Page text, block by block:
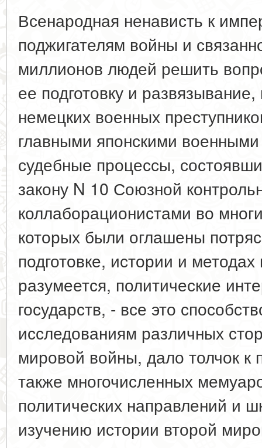
Всенародная ненависть к
поджигателям войны и
миллионов людей решить
ее подготовку и
немецких военных
главными японскими
судебные процессы,
закону N 10 Союзной
коллаборационистами во
которых были оглашены
подготовке, истории и
разумеется, политические
государств, - все это
исследованиям различных
мировой войны, дало толчок к
также многочисленных
политических направлений и
изучению истории второй